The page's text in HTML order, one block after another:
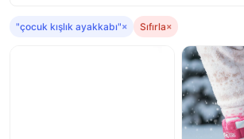
"çocuk kışlık ayakkabı"× Sıfırla×